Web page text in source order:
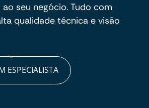
seu negócio. Tudo com
qualidade técnica e visão
ESPECIALISTA